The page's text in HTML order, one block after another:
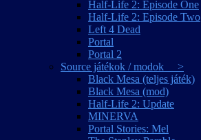
Half-Life 2: Episode One
Half-Life 2: Episode Two
Left 4 Dead
Portal
Portal 2
Source játékok / modok >
Black Mesa (teljes játék)
Black Mesa (mod)
Half-Life 2: Update
MINERVA
Portal Stories: Mel